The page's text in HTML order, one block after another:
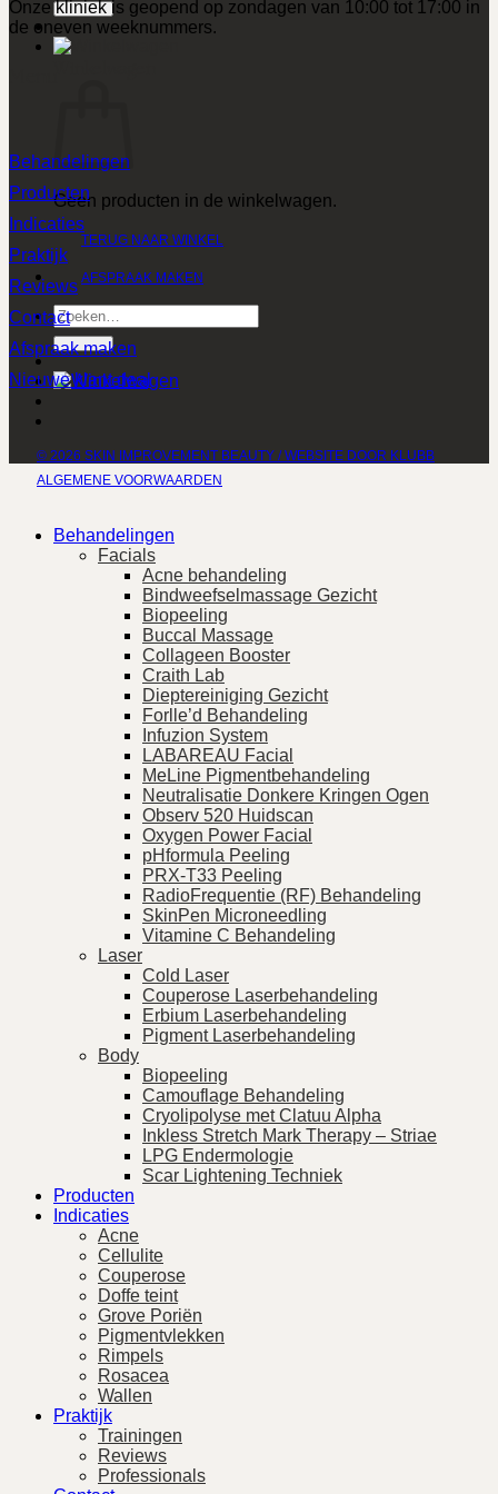
Geen producten in de winkelwagen.
TERUG NAAR WINKEL
AFSPRAAK MAKEN
Zoeken
naar:
Onze kliniek is geopend op zondagen van 10:00 tot 17:00 in
de oneven weeknummers.
Behandelingen
Producten
Indicaties
Praktijk
Reviews
Contact
Afspraak maken
Nieuwe klant deal
ALGEMENE VOORWAARDEN
© 2026 SKIN IMPROVEMENT BEAUTY / WEBSITE DOOR KLUBB
Behandelingen
Facials
Acne behandeling
Bindweefselmassage Gezicht
Biopeeling
Buccal Massage
Collageen Booster
Craith Lab
Dieptereiniging Gezicht
Forlle’d Behandeling
Infuzion System
LABAREAU Facial
MeLine Pigmentbehandeling
Neutralisatie Donkere Kringen Ogen
Observ 520 Huidscan
Oxygen Power Facial
pHformula Peeling
PRX-T33 Peeling
RadioFrequentie (RF) Behandeling
SkinPen Microneedling
Vitamine C Behandeling
Laser
Cold Laser
Couperose Laserbehandeling
Erbium Laserbehandeling
Pigment Laserbehandeling
Body
Biopeeling
Camouflage Behandeling
Cryolipolyse met Clatuu Alpha
Inkless Stretch Mark Therapy – Striae
LPG Endermologie
Scar Lightening Techniek
Producten
Indicaties
Acne
Cellulite
Couperose
Doffe teint
Grove Poriën
Pigmentvlekken
Rimpels
Rosacea
Wallen
Praktijk
Trainingen
Reviews
Professionals